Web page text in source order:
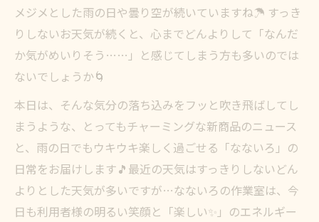
メジメとした雨の日や曇り空が続いていますね☂️ すっき
りしないお天気が続くと、心までどんよりして「なんだ
か気がめいりそう……」と感じてしまう方も多いのでは
ないでしょうか🌀
本日は、そんな気分の落ち込みをフッと吹き飛ばしてし
まうような、とってもチャーミングな新商品のニュース
と、雨の日でもウキウキ楽しく過ごせる「なないろ」の
日常をお届けします🎵最近の天気はすっきりしないどん
よりとした天気が多いですが…なないろの作業室は、今
日も利用者様の明るい笑顔と「楽しい✨」のエネルギー